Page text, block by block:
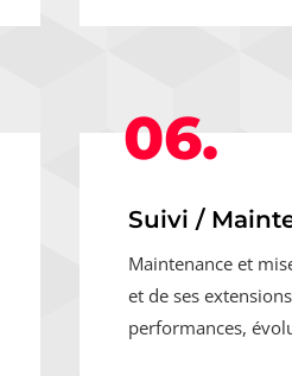
06.
Suivi /
Maintenance et
et de ses
performances,